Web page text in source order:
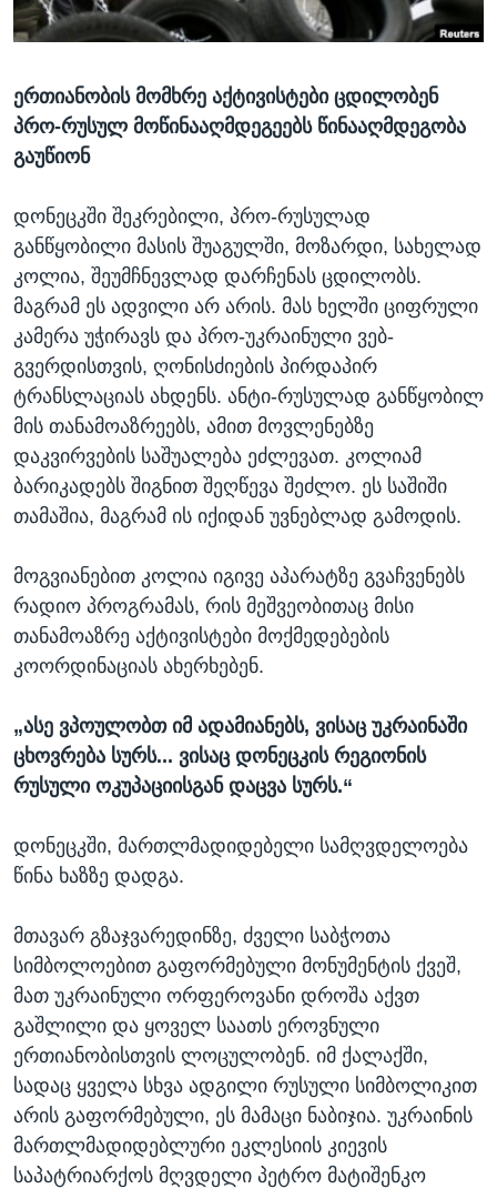
ᲡᲢᲣᲓᲘᲐ ᲕᲐᲨᲘᲜᲒᲢᲝᲜᲘ
ᲔᲙᲝᲜᲝᲛᲘᲙᲐ
ᲛᲔᲪᲜᲘᲔᲠᲔᲑᲐ
ᲘᲜᲢᲔᲠᲕᲘᲣ
ᲒᲐᲚᲘᲚᲔᲝ
ᲓᲔᲖᲘᲜᲤᲝᲠᲛᲐᲪᲘᲐ
Learning English
ᲗᲕᲐᲚᲘ ᲒᲕᲐᲓᲔᲕᲜᲔᲗ
ენები
ერთიანობის მომხრე აქტივისტები ცდილობენ
პრო-რუსულ მოწინააღმდეგეებს წინააღმდეგობა
გაუწიონ
დონეცკში შეკრებილი, პრო-რუსულად
განწყობილი მასის შუაგულში, მოზარდი, სახელად
კოლია, შეუმჩნევლად დარჩენას ცდილობს.
მაგრამ ეს ადვილი არ არის. მას ხელში ციფრული
კამერა უჭირავს და პრო-უკრაინული ვებ-
გვერდისთვის, ღონისძიების პირდაპირ
ტრანსლაციას ახდენს. ანტი-რუსულად განწყობილ
მის თანამოაზრეებს, ამით მოვლენებზე
დაკვირვების საშუალება ეძლევათ. კოლიამ
ბარიკადებს შიგნით შეღწევა შეძლო. ეს საშიში
თამაშია, მაგრამ ის იქიდან უვნებლად გამოდის.
მოგვიანებით კოლია იგივე აპარატზე გვაჩვენებს
რადიო პროგრამას, რის მეშვეობითაც მისი
თანამოაზრე აქტივისტები მოქმედებების
კოორდინაციას ახერხებენ.
„ასე ვპოულობთ იმ ადამიანებს, ვისაც უკრაინაში
ცხოვრება სურს... ვისაც დონეცკის რეგიონის
რუსული ოკუპაციისგან დაცვა სურს.“
დონეცკში, მართლმადიდებელი სამღვდელოება
წინა ხაზზე დადგა.
მთავარ გზაჯვარედინზე, ძველი საბჭოთა
სიმბოლოებით გაფორმებული მონუმენტის ქვეშ,
მათ უკრაინული ორფეროვანი დროშა აქვთ
გაშლილი და ყოველ საათს ეროვნული
ერთიანობისთვის ლოცულობენ. იმ ქალაქში,
სადაც ყველა სხვა ადგილი რუსული სიმბოლიკით
არის გაფორმებული, ეს მამაცი ნაბიჯია. უკრაინის
მართლმადიდებლური ეკლესიის კიევის
საპატრიარქოს მღვდელი პეტრო მატიშენკო